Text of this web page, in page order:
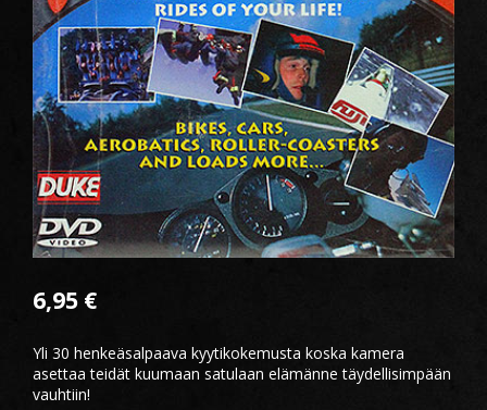
6,95 €
Yli 30 henkeäsalpaava kyytikokemusta koska kamera
asettaa teidät kuumaan satulaan elämänne täydellisimpään
vauhtiin!